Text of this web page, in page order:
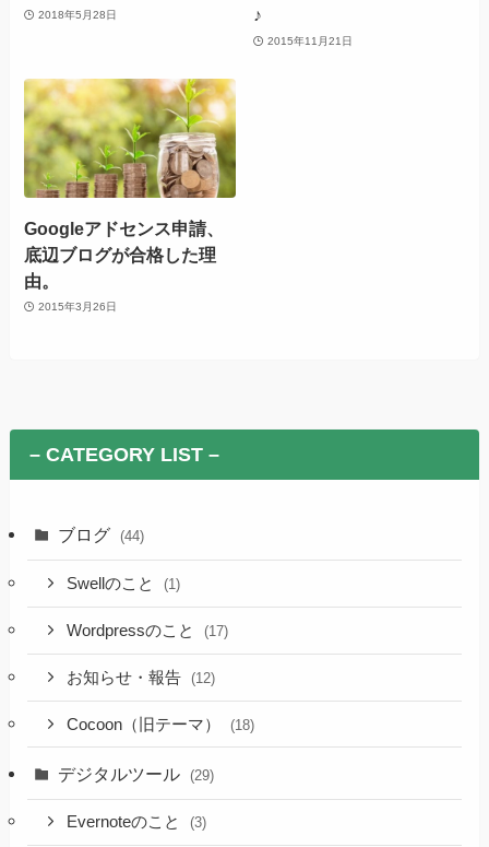
2018年5月28日
♪
2015年11月21日
Googleアドセンス申請、
底辺ブログが合格した理
由。
2015年3月26日
– CATEGORY LIST –
ブログ (44)
Swellのこと (1)
Wordpressのこと (17)
お知らせ・報告 (12)
Cocoon（旧テーマ） (18)
デジタルツール (29)
Evernoteのこと (3)